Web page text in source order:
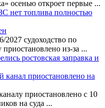
осенью откроет первые ...
нет топлива полностью
2027 судоходство по
из-за ...
ростовская заправка и
канал приостановлено на
приостановлено с 10
на суда ...